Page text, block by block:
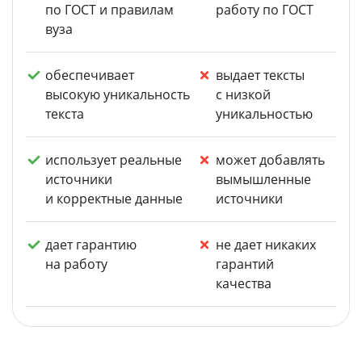
по ГОСТ и правилам
вуза
работу по ГОСТ
обеспечивает
высокую уникальность
текста
выдает тексты
с низкой
уникальностью
использует реальные
источники
и корректные данные
может добавлять
вымышленные
источники
дает гарантию
на работу
не дает никаких
гарантий
качества